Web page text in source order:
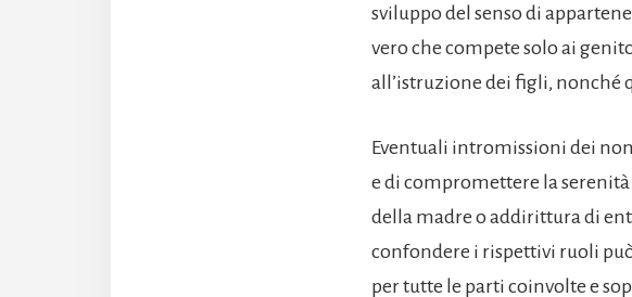
sviluppo del senso di
vero che compete solo ai
all’istruzione dei figli, nonché
Eventuali intromissioni dei
e di compromettere la
della madre o addirittura di
confondere i rispettivi ruoli
per tutte le parti coinvolte e